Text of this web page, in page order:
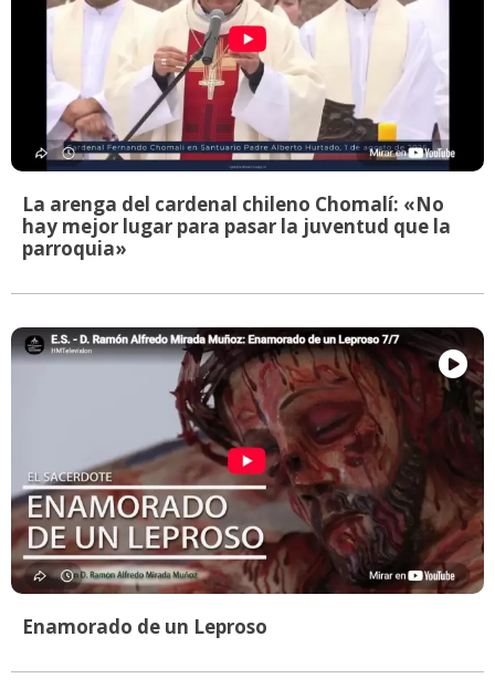
La arenga del cardenal chileno Chomalí: «No
hay mejor lugar para pasar la juventud que la
parroquia»
Enamorado de un Leproso